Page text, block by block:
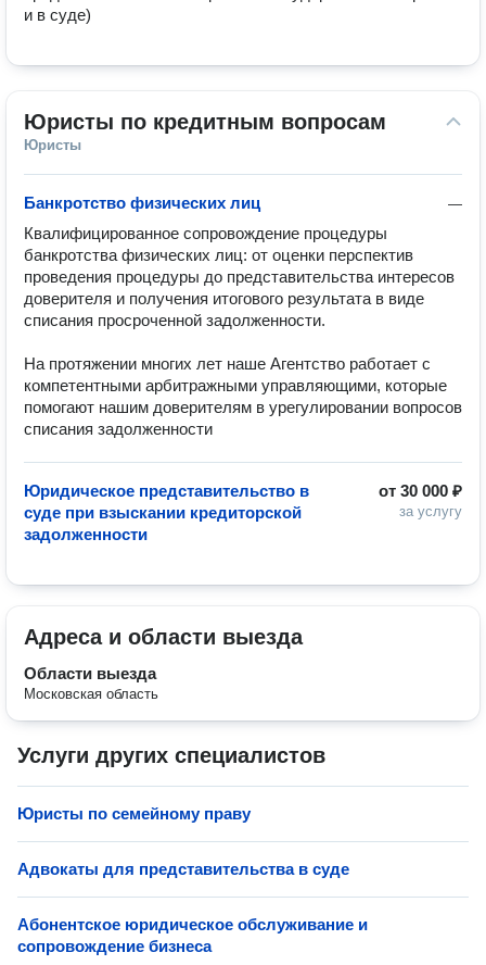
и в суде)
Юристы по кредитным вопросам
Юристы
—
Банкротство физических лиц
Квалифицированное сопровождение процедуры
банкротства физических лиц: от оценки перспектив
проведения процедуры до представительства интересов
доверителя и получения итогового результата в виде
списания просроченной задолженности.
На протяжении многих лет наше Агентство работает с
компетентными арбитражными управляющими, которые
помогают нашим доверителям в урегулировании вопросов
списания задолженности
от 30 000 ₽
за услугу
Юридическое представительство в
суде при взыскании кредиторской
задолженности
Адреса и области выезда
Области выезда
Московская область
Услуги других специалистов
Юристы по семейному праву
Адвокаты для представительства в суде
Абонентское юридическое обслуживание и
сопровождение бизнеса